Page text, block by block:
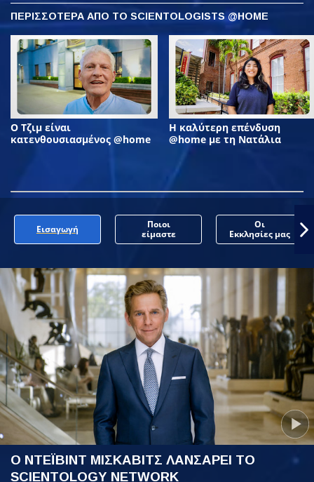
ΠΕΡΙΣΣΟΤΕΡΑ ΑΠΟ ΤΟ SCIENTOLOGISTS @HOME
Ο Τζιμ είναι
κατενθουσιασμένος @home
Η καλύτερη επένδυση
@home με τη Νατάλια
Εισαγωγή
Ποιοι
είμαστε
Οι
Εκκλησίες μας
Ο ΝΤΕΪΒΙΝΤ ΜΙΣΚΑΒΙΤΣ ΛΑΝΣΑΡΕΙ ΤΟ
SCIENTOLOGY NETWORK